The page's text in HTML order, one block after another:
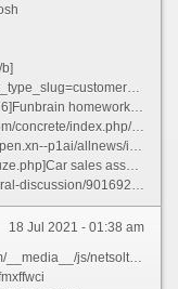
524]Cover letter working with children examples krmck[/url]
homework help coswx[/url]
first-blog-post/]Resume my duty[/url]
self introduction - Great songs essays kabss 2021[/url]
description resume jxwmf 2021[/url]
khxzr]Logistics assistant resume sample khxzr[/url]
18 Jul 2021 - 01:38 am